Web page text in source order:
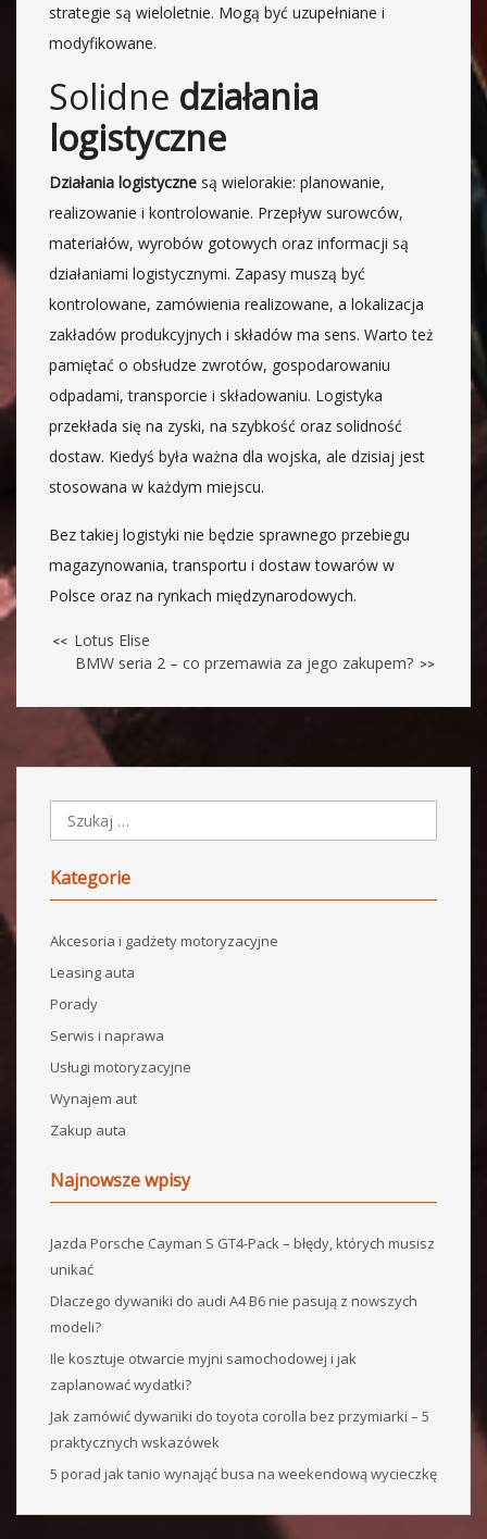
strategie są wieloletnie. Mogą być uzupełniane i
modyfikowane.
Solidne działania
logistyczne
Działania logistyczne są wielorakie: planowanie,
realizowanie i kontrolowanie. Przepływ surowców,
materiałów, wyrobów gotowych oraz informacji są
działaniami logistycznymi. Zapasy muszą być
kontrolowane, zamówienia realizowane, a lokalizacja
zakładów produkcyjnych i składów ma sens. Warto też
pamiętać o obsłudze zwrotów, gospodarowaniu
odpadami, transporcie i składowaniu. Logistyka
przekłada się na zyski, na szybkość oraz solidność
dostaw. Kiedyś była ważna dla wojska, ale dzisiaj jest
stosowana w każdym miejscu.
Bez takiej logistyki nie będzie sprawnego przebiegu
magazynowania, transportu i dostaw towarów w
Polsce oraz na rynkach międzynarodowych.
<< Lotus Elise
BMW seria 2 – co przemawia za jego zakupem? >>
Kategorie
Akcesoria i gadżety motoryzacyjne
Leasing auta
Porady
Serwis i naprawa
Usługi motoryzacyjne
Wynajem aut
Zakup auta
Najnowsze wpisy
Jazda Porsche Cayman S GT4-Pack – błędy, których musisz
unikać
Dlaczego dywaniki do audi A4 B6 nie pasują z nowszych
modeli?
Ile kosztuje otwarcie myjni samochodowej i jak
zaplanować wydatki?
Jak zamówić dywaniki do toyota corolla bez przymiarki – 5
praktycznych wskazówek
5 porad jak tanio wynająć busa na weekendową wycieczkę